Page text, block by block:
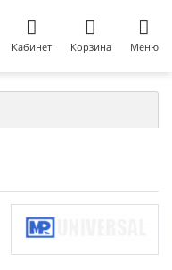
Кабинет Корзина Меню